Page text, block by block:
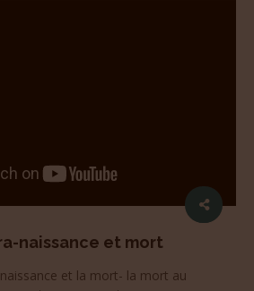
naissance et mort
et la mort- la mort au